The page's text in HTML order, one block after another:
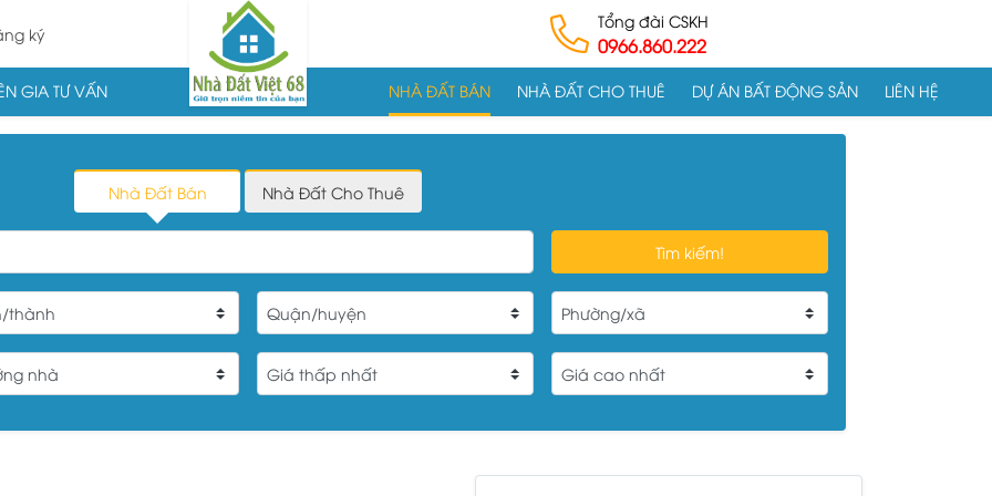
ký
Tổng đài CSKH
0966.860.222
GIA TƯ VẤN NHÀ ĐẤT BÁN NHÀ ĐẤT CHO THUÊ DỰ ÁN BẤT ĐỘNG SẢN LIÊN HỆ
Nhà Đất Bán Nhà Đất Cho Thuê
Tìm kiếm!